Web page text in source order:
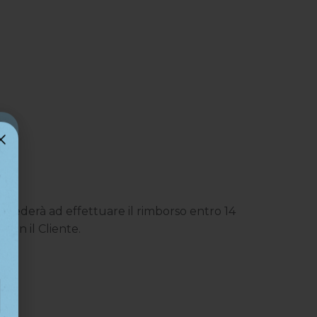
ad effettuare il rimborso entro 14
con il Cliente.